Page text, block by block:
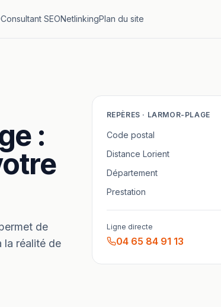
Consultant SEONetlinkingPlan du site
:
de
la réalité de
REPÈRES · LARMOR-PLAGE
Code postal
Distance Lorient
Département
Prestation
Ligne directe
04 65 84 91 13